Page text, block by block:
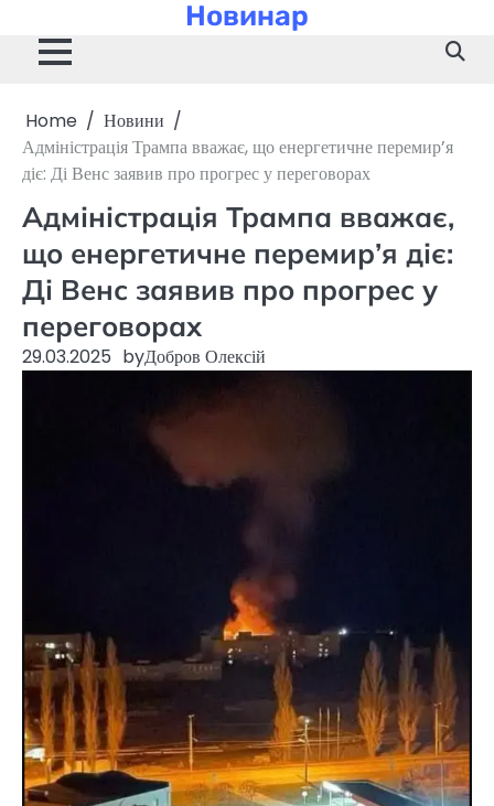
content
Новинар
Home
Новини
Адміністрація Трампа вважає, що енергетичне перемир’я
діє: Ді Венс заявив про прогрес у переговорах
Адміністрація Трампа вважає,
що енергетичне перемир’я діє:
Ді Венс заявив про прогрес у
переговорах
29.03.2025 byДобров Олексій